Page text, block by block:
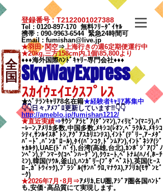
全
国
登録番号 : T2122001027388
Tel : 0120-897-170 無料ﾌﾘｰﾀﾞｲﾔﾙ
携帯 : 090-9963-6544緊急24時間可
Email : fumishan@live.jp
★羽田･関空⇒上海行きの週6定期便運行中
★20kg,三方158cm内,1個\85,800より
♦♦♦海外国際ﾊﾝﾄﾞｷｬﾘｰ専門会社♦♦♦
SkyWayExpress
ｽｶｲｳｪｲｴｸｽﾌﾟﾚｽ
★ﾍﾞﾃﾗﾝｷｬﾘｱ8名在籍★​経験者ｷｬﾘｱ募集中
👇👇日々,ｱﾒﾌﾞﾛ更新しています‼👇👇
http://ameblo.jp/fumishan1212/
★直近実績⇒ｻｳｼﾞｱﾗﾋﾞｱ(ﾀﾞﾝﾏﾝ),ﾌｨﾘﾋﾟﾝ(ﾏﾆﾗ),ﾊﾞ
ｰﾚｰﾝ,ｱﾒﾘｶ多数,中国多数,ﾒｷｼｺ(ﾚｵﾝ,ﾍﾞﾗｸﾙｽ,ﾒｷｼｺ
ｼﾃｨ,ｻﾝﾙｲｽﾎﾟﾄｼ,ｱｸﾞｱｽｶﾘｴﾝﾃｽ),ｲﾝﾄﾞ(ﾃﾞﾘｰ,ｱｰﾒﾀﾞ
ﾊﾞｰﾄﾞ,ﾊﾞﾝｶﾞﾛｰﾙ),ﾀｲ(ﾊﾞﾝｺｸ,ﾄﾞﾝﾑｱﾝ),ｲﾝﾄﾞﾈｼｱ(ｼﾞ
ｬｶﾙﾀ),UAE(ﾄﾞﾊﾞｲ),台湾(高雄,台北),ｶﾝﾎﾞｼﾞｱ(ﾌﾟﾉ
ﾝﾍﾟﾝ),ﾃﾞﾝﾏｰｸ(ｺﾍﾟﾝﾊｰｹﾞﾝ),ｸｳｪｰﾄ,ﾍﾞﾄﾅﾑ(ﾊﾉｲ,ﾎｰﾁ
ﾐﾝ),韓国(ｿｳﾙ,釜山),ﾊﾝｶﾞﾘｰ(ﾌﾞﾀﾞﾍﾟｽﾄ),英国(ﾋｰｽ
ﾛｰ,ｶﾞﾄｳｨｯｸ),ﾌﾞﾗｼﾞﾙ(ｻﾝﾊﾟｳﾛ,ﾏﾅｳｽ),ｱﾌﾘｶ(ﾓｻﾞﾝﾋﾞ
ｰｸ)
★2026年7月･8月⇒ｱﾒﾘｶ,EU圏,ｱｼﾞｱ圏各国ﾊﾝﾄﾞ
も,安価･高品質にて実現します。